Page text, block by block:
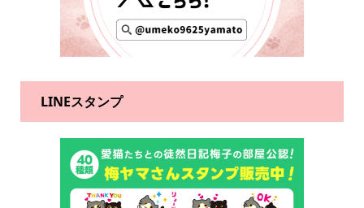
LINEスタンプ